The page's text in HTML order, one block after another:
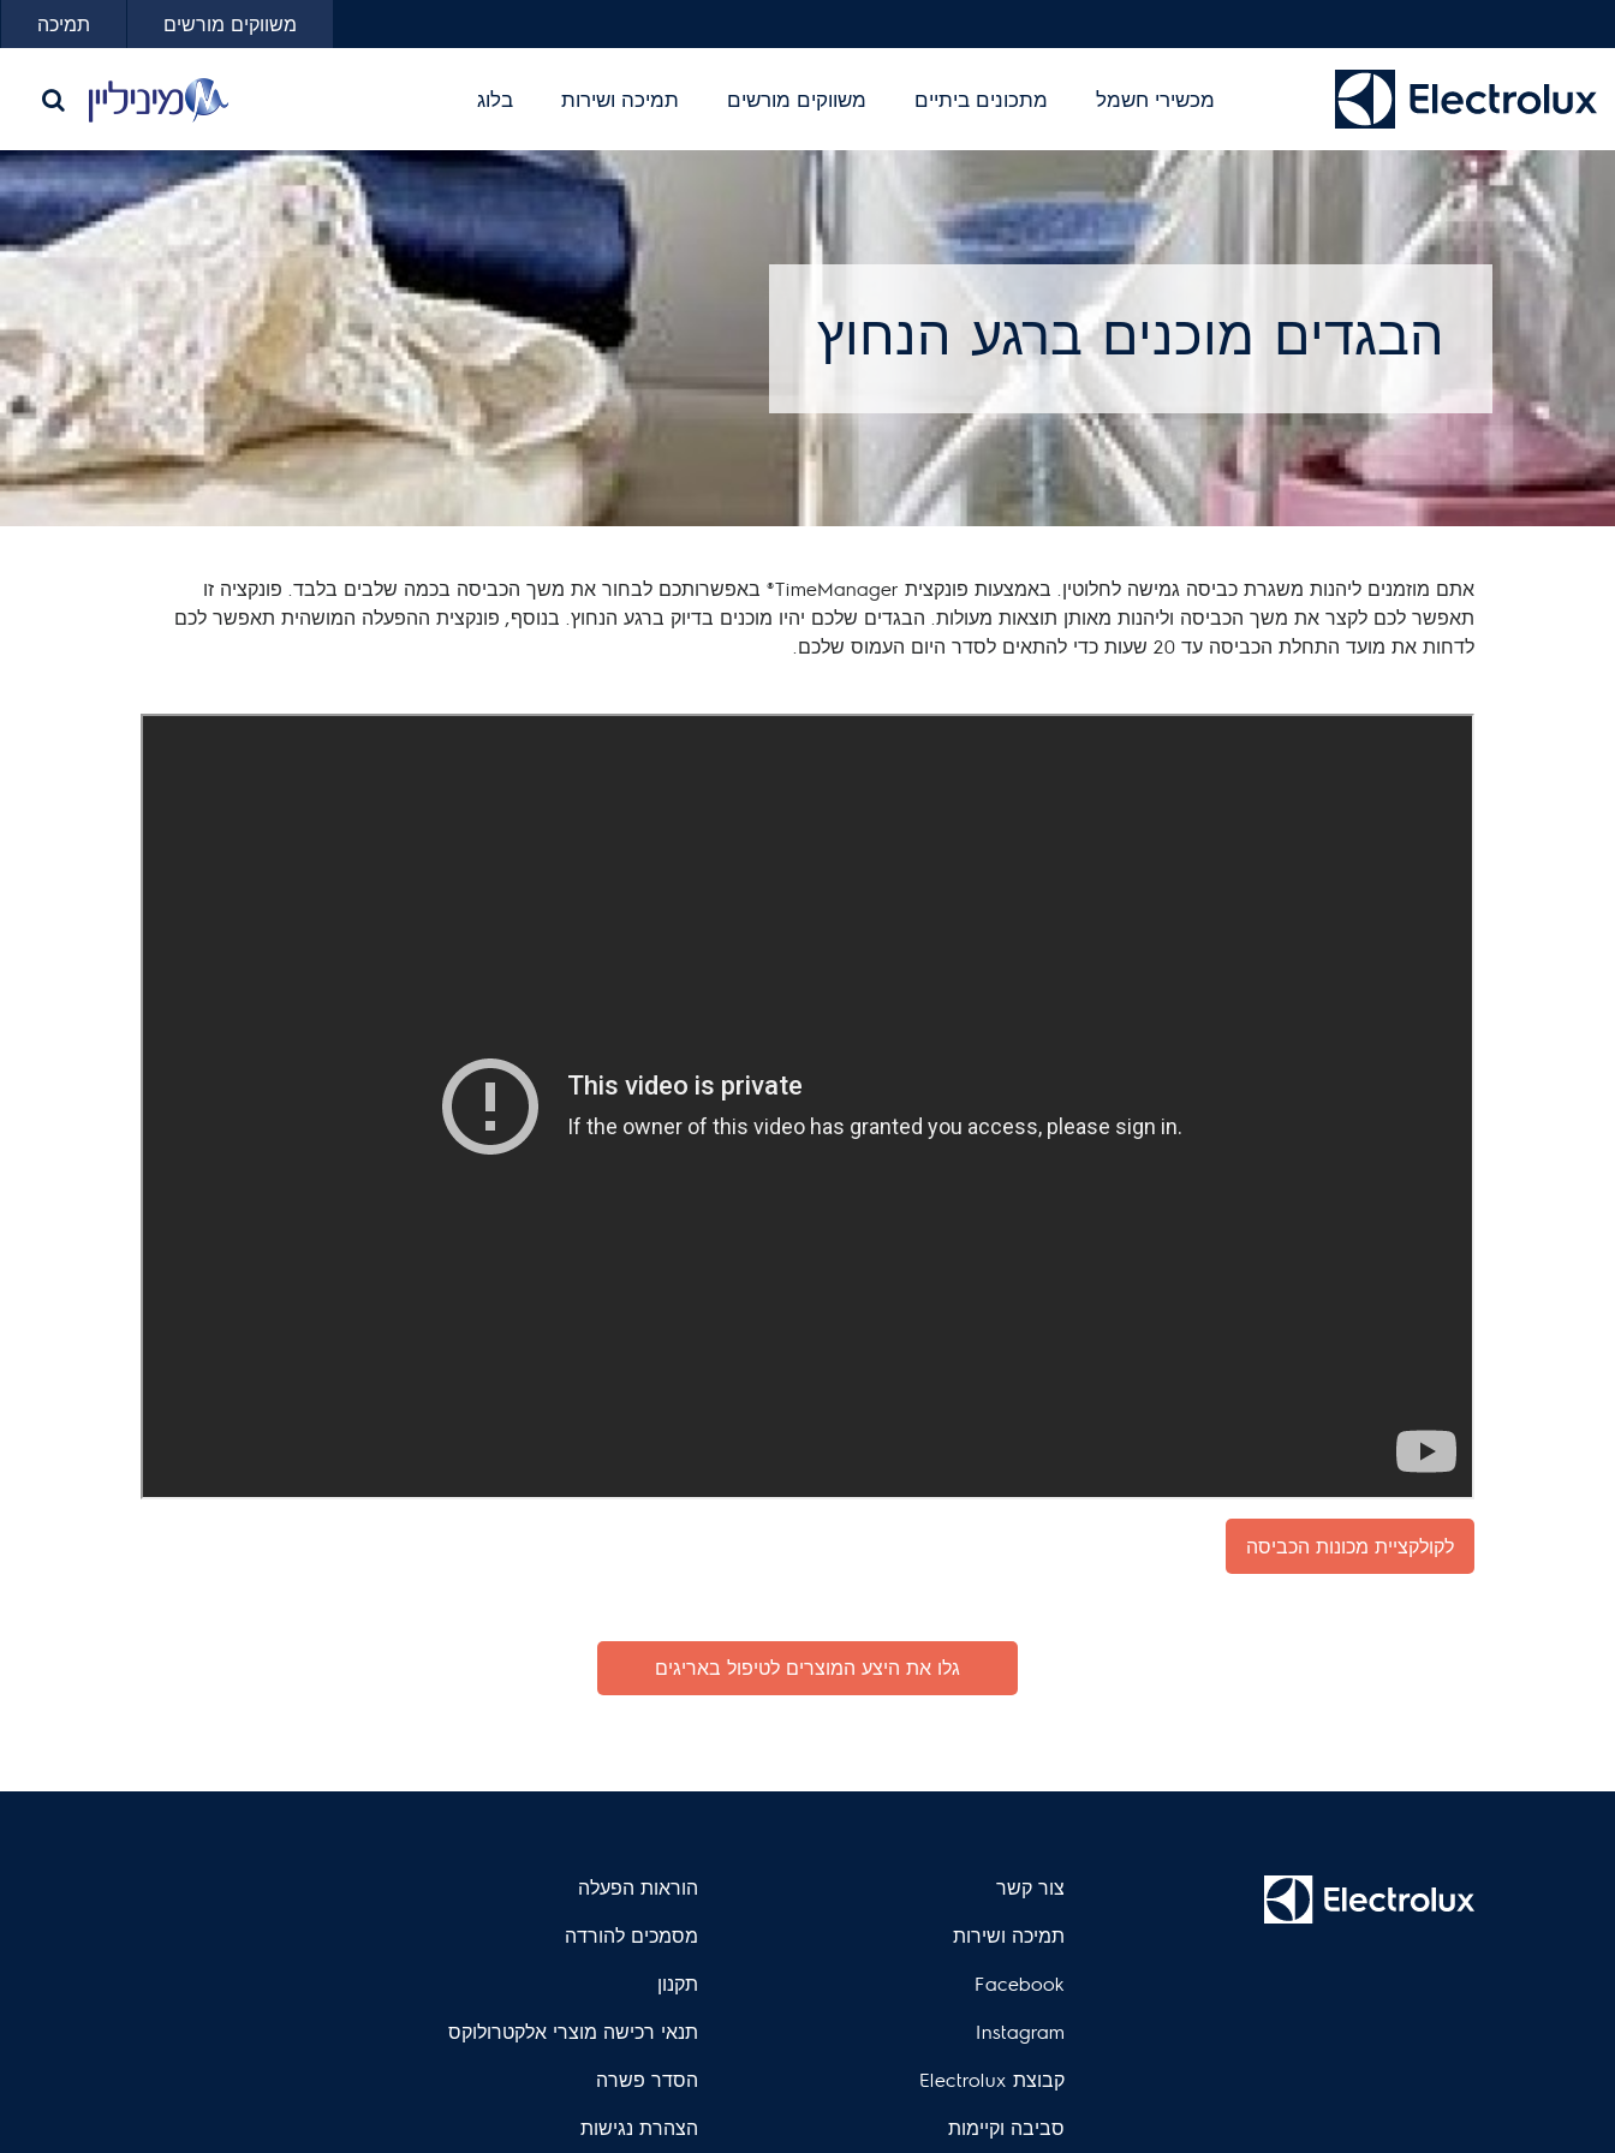
תמיכה משווקים מורשים
מכשירי חשמל מתכונים ביתיים משווקים מורשים תמיכה ושירות בלוג
הבגדים מוכנים ברגע הנחוץ
אתם מוזמנים ליהנות משגרת כביסה גמישה לחלוטין. באמצעות פונקצית TimeManager® באפשרותכם לבחור את משך הכביסה בכמה שלבים בלבד. פונקציה זו
תאפשר לכם לקצר את משך הכביסה וליהנות מאותן תוצאות מעולות. הבגדים שלכם יהיו מוכנים בדיוק ברגע הנחוץ. בנוסף, פונקצית ההפעלה המושהית תאפשר לכם
לדחות את מועד התחלת הכביסה עד 20 שעות כדי להתאים לסדר היום העמוס שלכם.
לקולקציית מכונות הכביסה
גלו את היצע המוצרים לטיפול באריגים
צור קשר
תמיכה ושירות
Facebook
Instagram
קבוצת Electrolux
סביבה וקיימות
הוראות הפעלה
מסמכים להורדה
תקנון
תנאי רכישה מוצרי אלקטרולוקס
הסדר פשרה
הצהרת נגישות